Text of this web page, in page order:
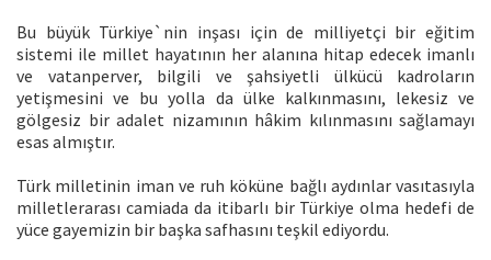
Bu büyük Türkiye`nin inşası için de milliyetçi bir eğitim
sistemi ile millet hayatının her alanına hitap edecek imanlı
ve vatanperver, bilgili ve şahsiyetli ülkücü kadroların
yetişmesini ve bu yolla da ülke kalkınmasını, lekesiz ve
gölgesiz bir adalet nizamının hâkim kılınmasını sağlamayı
esas almıştır.
Türk milletinin iman ve ruh köküne bağlı aydınlar vasıtasıyla
milletlerarası camiada da itibarlı bir Türkiye olma hedefi de
yüce gayemizin bir başka safhasını teşkil ediyordu.